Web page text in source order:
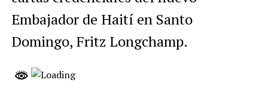
Embajador de Haití en Santo
Domingo, Fritz Longchamp.